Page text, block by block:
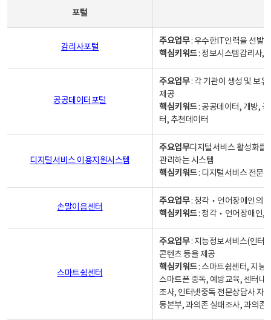
포털
감리사포털
주요업무: 우수한IT인력을 선발
핵심키워드: 정보시스템감리사,
공공데이터포털
주요업무: 각 기관이 생성 및 보
제공
핵심키워드: 공공데이터, 개방,
터, 추천데이터
디지털서비스 이용지원시스템
주요업무디지털서비스 활성화를
관리하는 시스템
핵심키워드: 디지털서비스 전문
손말이음센터
주요업무: 청각‧언어장애인의
핵심키워드: 청각‧언어장애인,
스마트쉼센터
주요업무: 지능정보서비스(인터
콘텐츠 등을 제공
핵심키워드: 스마트쉼센터, 지능
스마트폰 중독, 예방교육, 센터내
조사, 인터넷중독 전문상담사 자
동본부, 과의존 실태조사, 과의존